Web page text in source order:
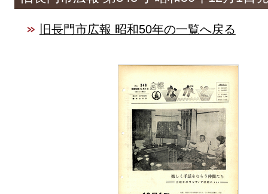
旧長門市広報 昭和50年の一覧へ戻る